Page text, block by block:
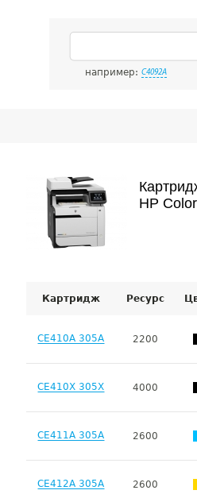
например: C4092A
HP
Картридж Ресурс
CE410A 305A 2200
CE410X 305X 4000
CE411A 305A 2600
CE412A 305A 2600